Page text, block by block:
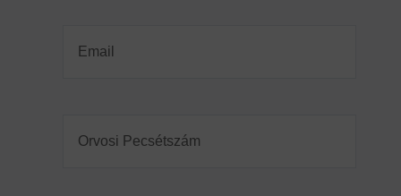
Pecsétszám(Required)